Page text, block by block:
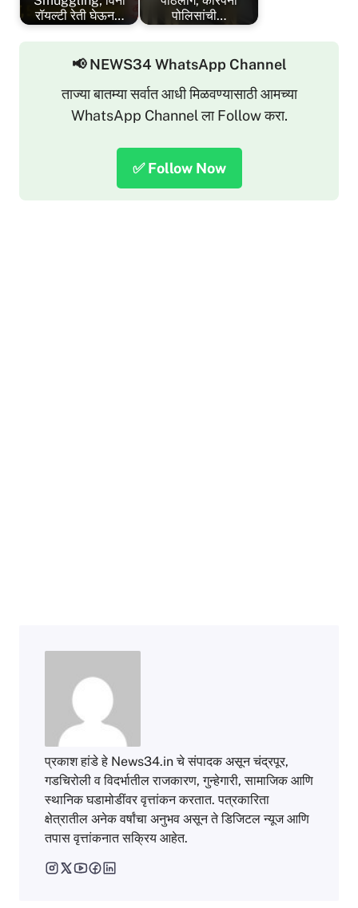
रॉयल्टी रेती घेऊन…
पोलिसांची…
📢 NEWS34 WhatsApp Channel
ताज्या बातम्या सर्वात आधी मिळवण्यासाठी आमच्या
WhatsApp Channel ला Follow करा.
✅ Follow Now
प्रकाश हांडे हे News34.in चे संपादक असून चंद्रपूर,
गडचिरोली व विदर्भातील राजकारण, गुन्हेगारी, सामाजिक आणि
स्थानिक घडामोडींवर वृत्तांकन करतात. पत्रकारिता
क्षेत्रातील अनेक वर्षांचा अनुभव असून ते डिजिटल न्यूज आणि
तपास वृत्तांकनात सक्रिय आहेत.